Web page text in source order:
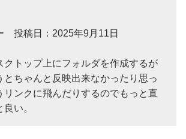
投稿日：2025年9月11日
クトップ上にフォルダを作成するが
とちゃんと反映出来なかったり思っ
リンクに飛んだりするのでもっと直
い。